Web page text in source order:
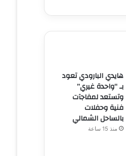
هايدي البارودي تعود
بـ “واحدة غيري”
وتستعد لمفاجآت
فنية وحفلات
بالساحل الشمالي
منذ 15 ساعة